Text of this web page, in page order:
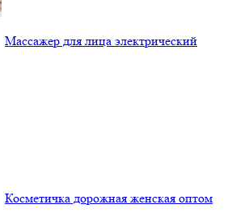
Массажер для лица электрический
Косметичка дорожная женская оптом